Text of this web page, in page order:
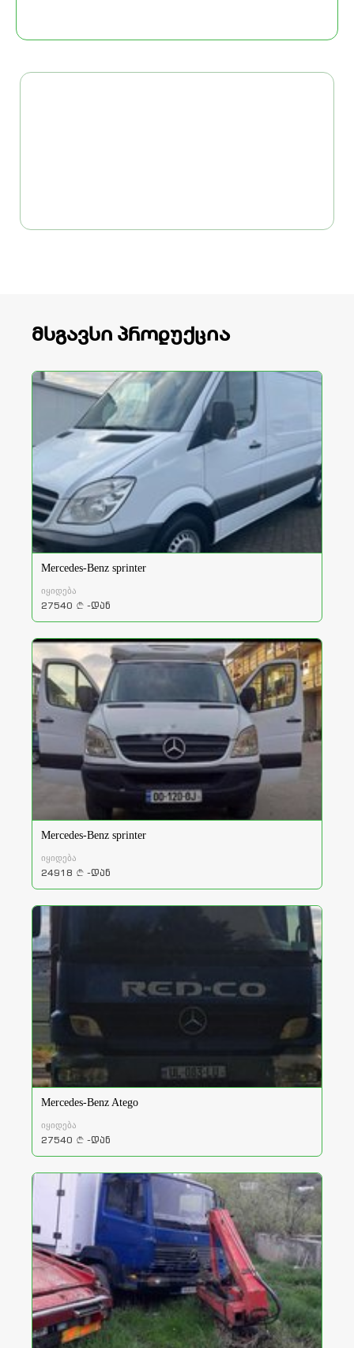
მსგავსი პროდუქცია
Mercedes-Benz sprinter
იყიდება
27540 a -დან
Mercedes-Benz sprinter
იყიდება
24918 a -დან
Mercedes-Benz Atego
იყიდება
27540 a -დან